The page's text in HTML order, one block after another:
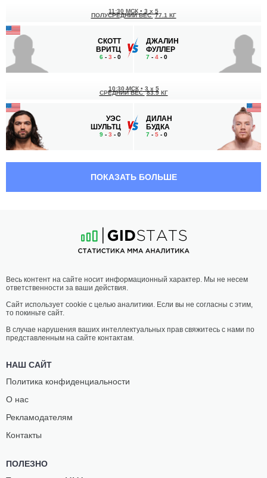
СКОТТ
ВРИТЦ
6 - 3 - 0
11:30 МСК • 3 x 5
ПОЛУСРЕДНИЙ ВЕС 77.1 КГ
ДЖАЛИН
ФУЛЛЕР
7 - 4 - 0
УЭС
ШУЛЬТЦ
9 - 3 - 0
10:30 МСК • 3 x 5
СРЕДНИЙ ВЕС 83.9 КГ
ДИЛАН
БУДКА
7 - 5 - 0
ЛЕ
9-3- 0
09:30 МСК•
ЛЕГЧАЙШИЙ ВЕС 61.2 КГ
ХАФФ
ПОКАЗАТЬ БОЛЬШЕ
Весь контент на сайте носит информационный характер. Мы не несем
ответственности за ваши действия.
Сайт использует cookie с целью аналитики. Если вы не согласны с этим,
то покиньте сайт.
В случае нарушения ваших интеллектуальных прав свяжитесь с нами по
представленным на сайте контактам.
НАШ САЙТ
Политика конфиденциальности
О нас
Рекламодателям
Контакты
ПОЛЕЗНО